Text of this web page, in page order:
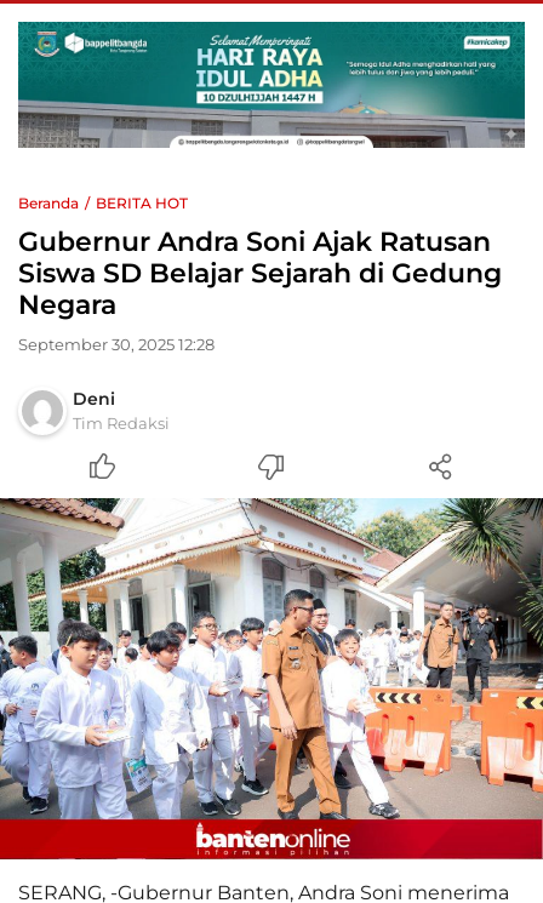
Beranda BERITA HOT
Gubernur Andra Soni Ajak Ratusan
Siswa SD Belajar Sejarah di Gedung
Negara
September 30, 2025 12:28
Deni
Tim Redaksi
SERANG, -Gubernur Banten, Andra Soni menerima